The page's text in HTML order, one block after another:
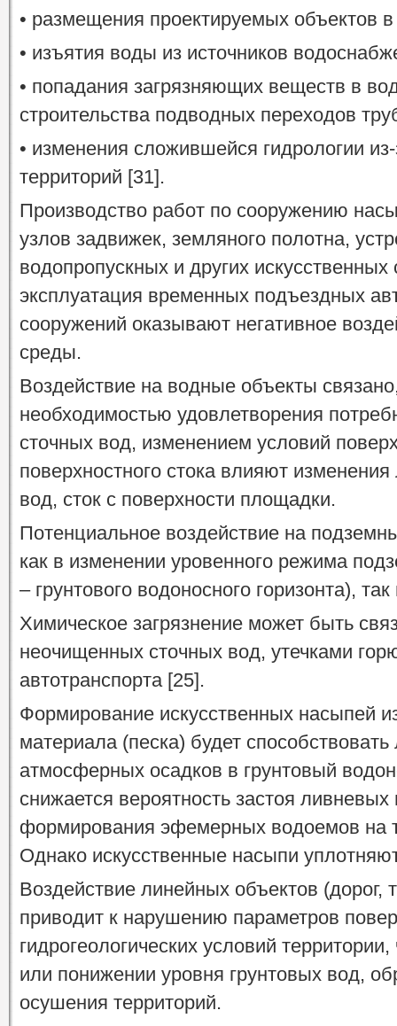
• размещения проектируемых объектов
• изъятия воды из источников
• попадания загрязняющих веществ в
строительства подводных переходов
• изменения сложившейся гидрологии
территорий [31].
Производство работ по сооружению
узлов задвижек, земляного полотна,
водопропускных и других
эксплуатация временных подъездных
сооружений оказывают негативное
среды.
Воздействие на водные объекты
необходимостью удовлетворения
сточных вод, изменением условий
поверхностного стока влияют
вод, сток с поверхности площадки.
Потенциальное воздействие на
как в изменении уровенного режима
– грунтового водоносного горизонта),
Химическое загрязнение может быть
неочищенных сточных вод, утечками
автотранспорта [25].
Формирование искусственных насыпей
материала (песка) будет
атмосферных осадков в грунтовый
снижается вероятность застоя
формирования эфемерных водоемов на
Однако искусственные насыпи
Воздействие линейных объектов (дорог,
приводит к нарушению параметров
гидрогеологических условий
или понижении уровня грунтовых вод,
осушения территорий.